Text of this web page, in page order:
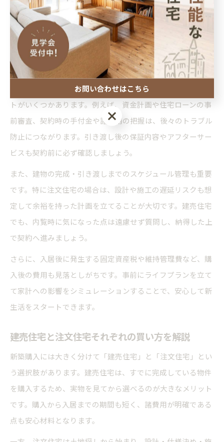
ルーム見学やモデルハウス体験を活用するのがおすすめで
す。家族で意見を出し合い、優先順位を明確にして選択する
ことで、満足度の高い新築購入につながります。
新築購入の流れで見落としがちな注意点
新築購入の流れは多岐にわたり、特に見落としやすいポイン
トがいくつかあります。例えば、資金計画や住宅ローンの事
前審査、契約時の手付金や諸費用の把握は、後々のトラブル
防止につながります。引き渡し後の保証内容やアフターサー
ビスも契約前に必ず確認しましょう。
また、建物の完成・引き渡しまでのスケジュール管理も重要
です。特に注文住宅の場合は、設計や施工の遅延リスクも想
定して余裕を持った計画を立てることが大切です。建売住宅
でも、内覧時に気になった点は遠慮せず質問し、納得した上
で契約へ進みましょう。
さらに、入居後に発生する固定資産税や維持管理費など、購
入後の費用も見落としがちです。事前にライフプランを立て
て家計への影響をシミュレーションすることで、安心して新
生活をスタートできます。
建売住宅と注文住宅それぞれの買い方を解説
新築購入には大きく分けて「建売住宅」と「注文住宅」とい
う選択肢があります。建売住宅は、すでに完成している物件
を購入するため、実物を見てから選べるのが大きなメリット
です。購入から入居までの期間も短く、諸費用が明確である
点も安心材料となります。
お問い合わせはこちら
お問い合わせはこちら